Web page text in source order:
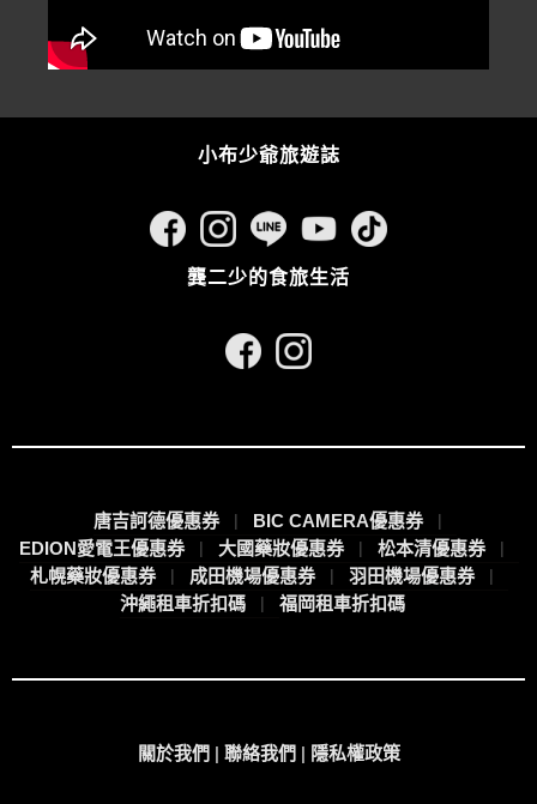
小布少爺旅遊誌
龔二少的食旅生活
唐吉訶德優惠券
BIC CAMERA優惠券
EDION愛電王優惠券
大國藥妝優惠券
松本清優惠券
札幌藥妝優惠券
成田機場優惠券
羽田機場優惠券
沖繩租車折扣碼
福岡租車折扣碼
關於我們 | 聯絡我們 | 隱私權政策